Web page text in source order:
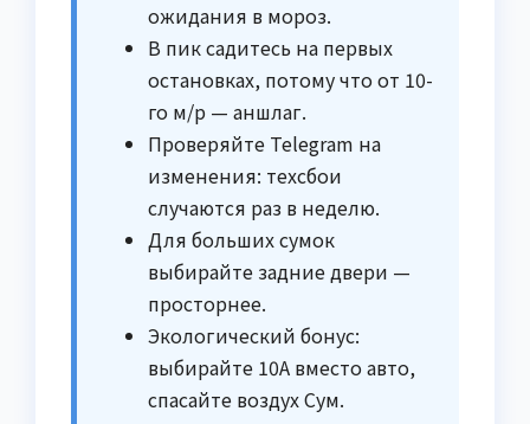
ожидания в мороз.
В пик садитесь на первых
остановках, потому что от 10-
го м/р — аншлаг.
Проверяйте Telegram на
изменения: техсбои
случаются раз в неделю.
Для больших сумок
выбирайте задние двери —
просторнее.
Экологический бонус:
выбирайте 10А вместо авто,
спасайте воздух Сум.